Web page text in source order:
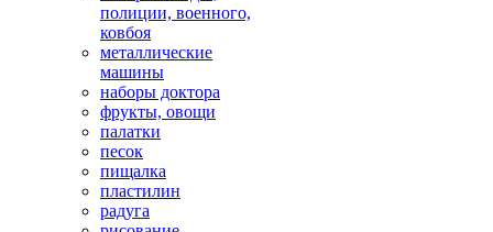
полиции, военного,
ковбоя
металлические
машины
наборы доктора
фрукты, овощи
палатки
песок
пищалка
пластилин
радуга